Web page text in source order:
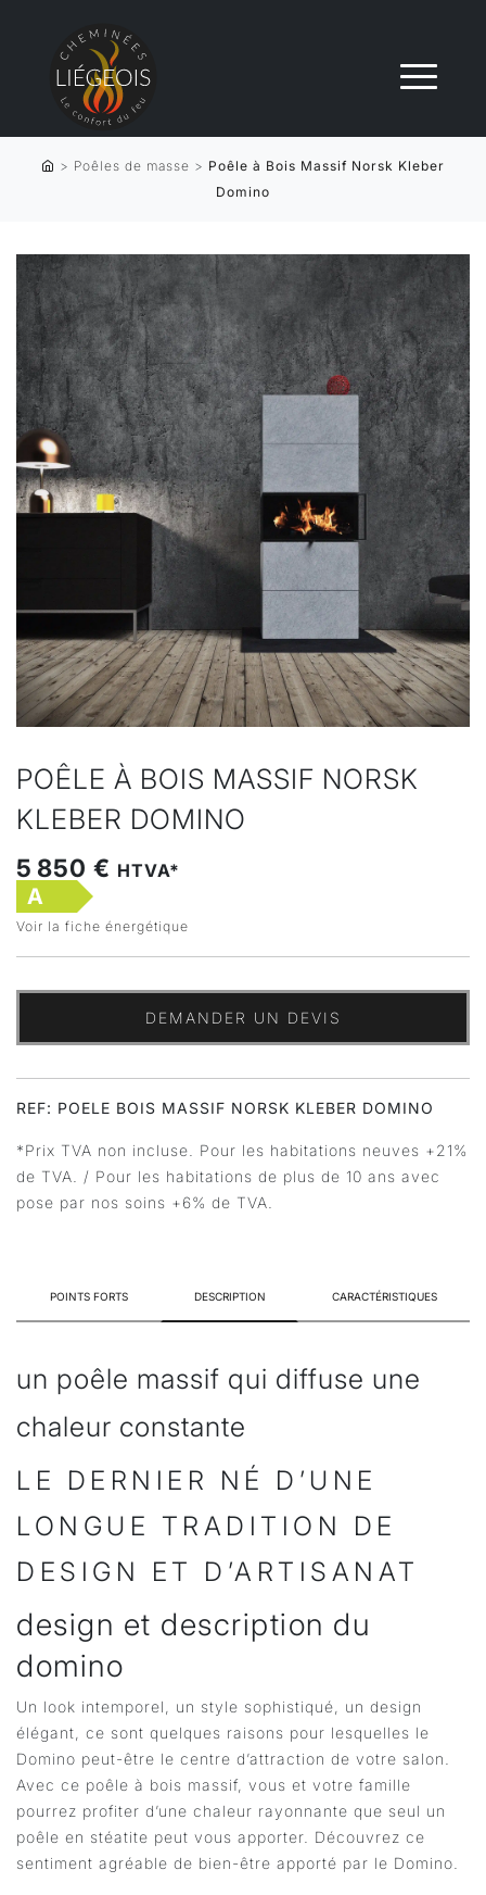
> Poêles de masse > Poêle à Bois Massif Norsk Kleber
Domino
POÊLE À BOIS MASSIF NORSK
KLEBER DOMINO
5 850 € HTVA*
A
Voir la fiche énergétique
DEMANDER UN DEVIS
REF: POELE BOIS MASSIF NORSK KLEBER DOMINO
*Prix TVA non incluse. Pour les habitations neuves +21%
de TVA. / Pour les habitations de plus de 10 ans avec
pose par nos soins +6% de TVA.
POINTS FORTS DESCRIPTION CARACTÉRISTIQUES
un poêle massif qui diffuse une
chaleur constante
LE DERNIER NÉ D’UNE
LONGUE TRADITION DE
DESIGN ET D’ARTISANAT
design et description du
domino
Un look intemporel, un style sophistiqué, un design
élégant, ce sont quelques raisons pour lesquelles le
Domino peut-être le centre d’attraction de votre salon.
Avec ce poêle à bois massif, vous et votre famille
pourrez profiter d’une chaleur rayonnante que seul un
poêle en stéatite peut vous apporter. Découvrez ce
sentiment agréable de bien-être apporté par le Domino.